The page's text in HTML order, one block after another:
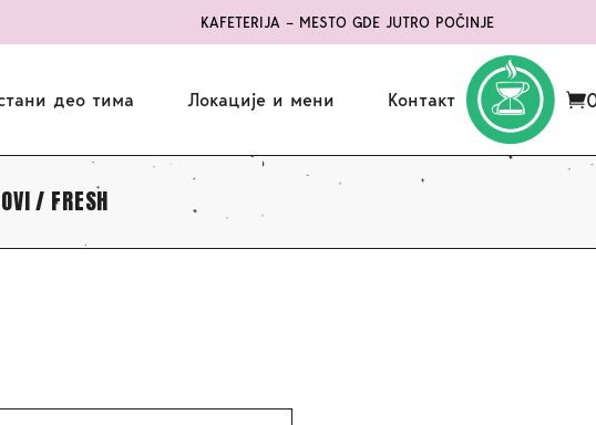
KAFETERIJA – MESTO GDE JUTRO POČINJE
део тима Локације и мени Контакт
FRESH